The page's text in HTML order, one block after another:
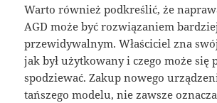
Warto również podkreślić, że
AGD może być rozwiązaniem bardziej
przewidywalnym. Właściciel zna
jak był użytkowany i czego może się
spodziewać. Zakup nowego
tańszego modelu, nie zawsze